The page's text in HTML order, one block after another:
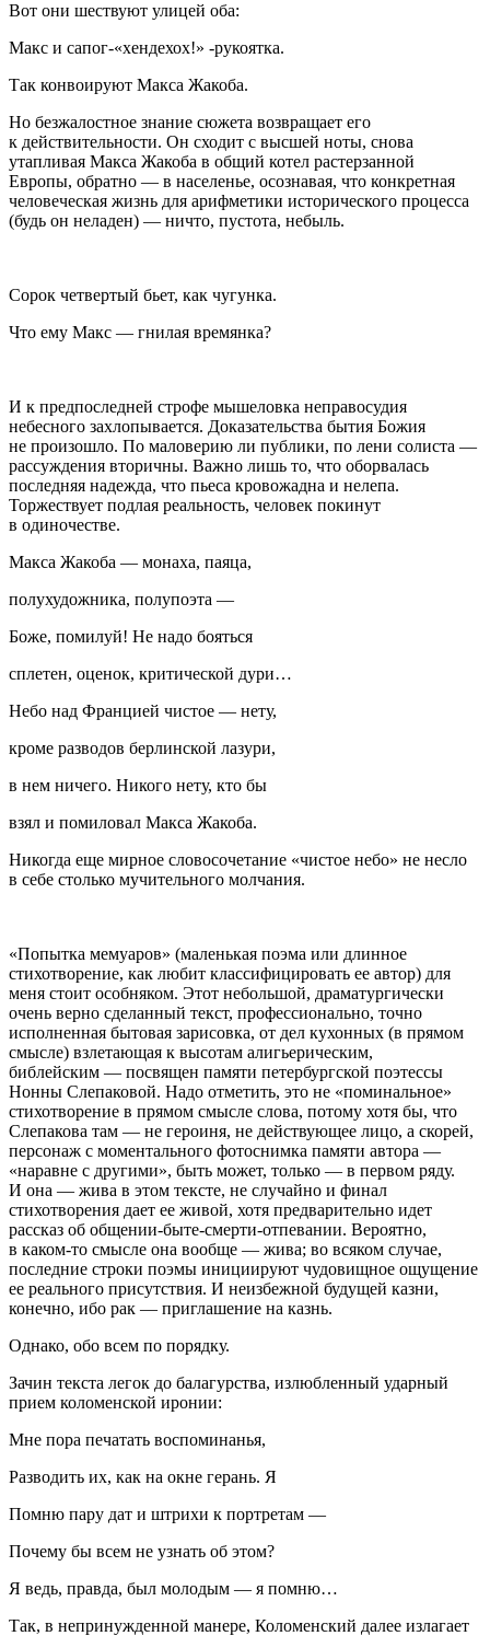
Вот они шествуют улицей оба:
Макс и сапог-«хендехох!» -рукоятка.
Так конвоируют Макса Жакоба.
Но безжалостное знание сюжета возвращает его
к действительности. Он сходит с высшей ноты, снова
утапливая Макса Жакоба в общий котел растерзанной
Европы, обратно — в населенье, осознавая, что конкретная
человеческая жизнь для арифметики исторического процесса
(будь он неладен) — ничто, пустота, небыль.
Сорок четвертый бьет, как чугунка.
Что ему Макс — гнилая времянка?
И к предпоследней строфе мышеловка неправосудия
небесного захлопывается. Доказательства бытия Божия
не произошло. По маловерию ли публики, по лени солиста —
рассуждения вторичны. Важно лишь то, что оборвалась
последняя надежда, что пьеса кровожадна и нелепа.
Торжествует подлая реальность, человек покинут
в одиночестве.
Макса Жакоба — монаха, паяца,
полухудожника, полупоэта —
Боже, помилуй! Не надо бояться
сплетен, оценок, критической дури…
Небо над Францией чистое — нету,
кроме разводов берлинской лазури,
в нем ничего. Никого нету, кто бы
взял и помиловал Макса Жакоба.
Никогда еще мирное словосочетание «чистое небо» не несло
в себе столько мучительного молчания.
«Попытка мемуаров» (маленькая поэма или длинное
стихотворение, как любит классифицировать ее автор) для
меня стоит особняком. Этот небольшой, драматургически
очень верно сделанный текст, профессионально, точно
исполненная бытовая зарисовка, от дел кухонных (в прямом
смысле) взлетающая к высотам алигьерическим,
библейским — посвящен памяти петербургской поэтессы
Нонны Слепаковой. Надо отметить, это не «поминальное»
стихотворение в прямом смысле слова, потому хотя бы, что
Слепакова там — не героиня, не действующее лицо, а скорей,
персонаж с моментального фотоснимка памяти автора —
«наравне с другими», быть может, только — в первом ряду.
И она — жива в этом тексте, не случайно и финал
стихотворения дает ее живой, хотя предварительно идет
рассказ об общении-быте-смерти-отпевании. Вероятно,
в каком-то смысле она вообще — жива; во всяком случае,
последние строки поэмы инициируют чудовищное ощущение
ее реального присутствия. И неизбежной будущей казни,
конечно, ибо рак — приглашение на казнь.
Однако, обо всем по порядку.
Зачин текста легок до балагурства, излюбленный ударный
прием коломенской иронии:
Мне пора печатать воспоминанья,
Разводить их, как на окне герань. Я
Помню пару дат и штрихи к портретам —
Почему бы всем не узнать об этом?
Я ведь, правда, был молодым — я помню…
Так, в непринужденной манере, Коломенский далее излагает